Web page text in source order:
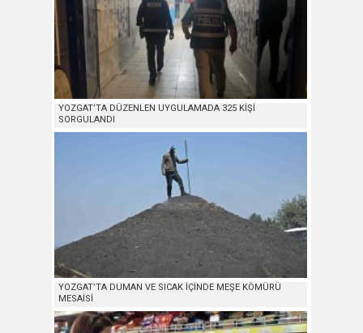
YOZGAT’TA DÜZENLEN UYGULAMADA 325 KİŞİ
SORGULANDI
YOZGAT’TA DUMAN VE SICAK İÇİNDE MEŞE KÖMÜRÜ
MESAİSİ